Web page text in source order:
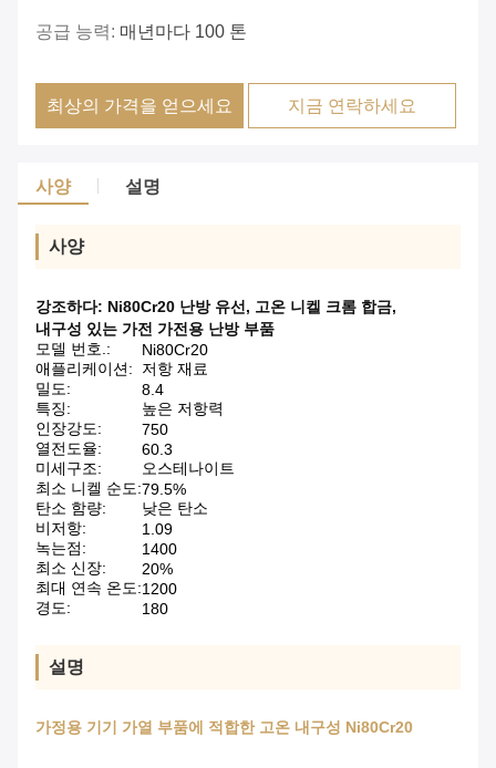
공급 능력: 매년마다 100 톤
최상의 가격을 얻으세요 지금 연락하세요
사양 설명
사양
강조하다: Ni80Cr20 난방 유선, 고온 니켈 크롬 합금,
내구성 있는 가전 가전용 난방 부품
모델 번호.:
Ni80Cr20
애플리케이션:
저항 재료
밀도:
8.4
특징:
높은 저항력
인장강도:
750
열전도율:
60.3
미세구조:
오스테나이트
최소 니켈 순도:79.5%
탄소 함량:
낮은 탄소
비저항:
1.09
녹는점:
1400
최소 신장:
20%
최대 연속 온도:1200
경도:
180
설명
가정용 기기 가열 부품에 적합한 고온 내구성 Ni80Cr20